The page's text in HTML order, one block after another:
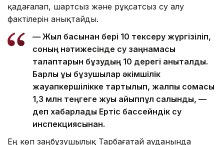
қадағалап, шартсыз және рұқсатсыз су алу
фактілерін анықтайды.
— Жыл басынан бері 10 тексеру жүргізіліп,
соның нәтижесінде су заңнамасы
талаптарын бұзудың 10 дерегі анықталды.
Барлық құқық бұзушылар әкімшілік
жауапкершілікке тартылып, жалпы сомасы
1,3 млн теңгеге жуық айыппұл салынды, —
деп хабарлады Ертіс бассейндік су
инспекциясынан.
Ең көп заңбұзушылық Тарбағатай ауданында